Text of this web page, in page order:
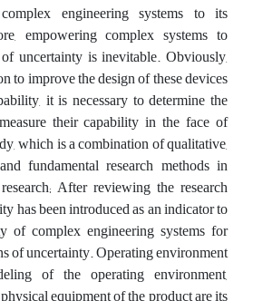
engineering systems to its
empowering complex systems to
uncertainty is inevitable. Obviously,
to improve the design of these devices
it is necessary to determine the
their capability in the face of
which is a combination of qualitative,
fundamental research methods in
After reviewing the research
has been introduced as an indicator to
of complex engineering systems for
of uncertainty. Operating environment
of the operating environment,